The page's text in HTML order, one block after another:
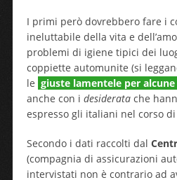
I primi però dovrebbero fare i
ineluttabile della vita e
problemi di igiene tipici dei
coppiette automunite (si
le giuste lamentele per
anche con i desideratache
espresso gli italiani nel corso
Secondo i dati raccolti dal
(compagnia di assicurazioni
intervistati non è contrario ad